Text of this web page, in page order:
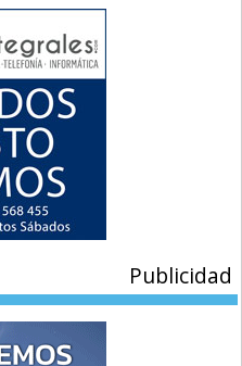
Publicidad